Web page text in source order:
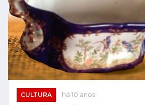
CULTURA há 10 anos